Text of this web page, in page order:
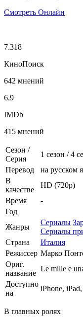
Смотреть Онлайн
7.318
КиноПоиск
642 мнений
6.9
IMDb
415 мнений
Сезон /
Серия
1 сезон /4
Перевод
на русском
В
качестве
HD (720p)
Время
-
Год
Жанры
Сериалы
Сериалы
Страна
Италия
Режиссер Марко
Ориг.
название
Le mille e
Доступно
на
iPhone,
В главных ролях